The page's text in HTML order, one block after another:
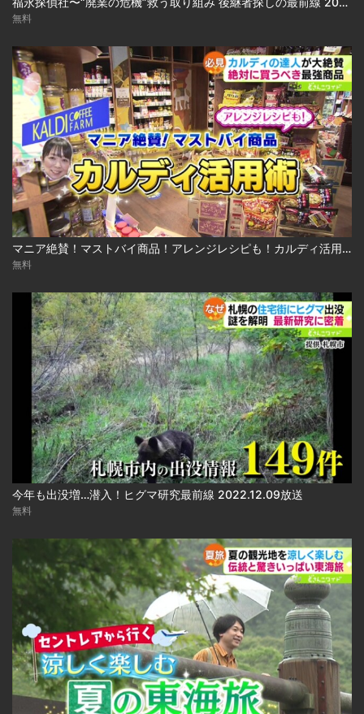
無料
マニア絶賛！マストバイ商品！アレンジレシピも！カルディ活用術 2023.03.13放送
無料
今年も出没増…潜入！ヒグマ研究最前線 2022.12.09放送
無料